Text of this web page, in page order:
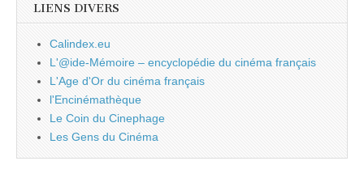
LIENS DIVERS
Calindex.eu
L'@ide-Mémoire – encyclopédie du cinéma français
L'Age d'Or du cinéma français
l'Encinémathèque
Le Coin du Cinephage
Les Gens du Cinéma